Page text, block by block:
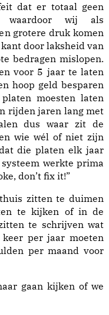
dat er totaal geen
wij als
grotere druk komen
door laksheid van
bedragen mislopen.
voor 5 jaar te laten
hoop geld besparen
moesten laten
rijden jaren lang met
dus waar zit de
wie wél of niet zijn
die platen elk jaar
werkte prima
don’t fix it!”
zitten te duimen
te kijken of in de
te schrijven wat
keer per jaar moeten
per maand voor
gaan kijken of we